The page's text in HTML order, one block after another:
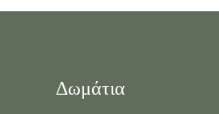
Δωμάτια